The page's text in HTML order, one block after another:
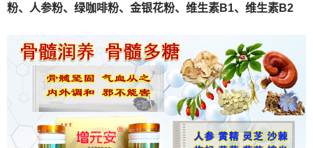
粉、人参粉、绿咖啡粉、金银花粉、维生素B1、维生素B2